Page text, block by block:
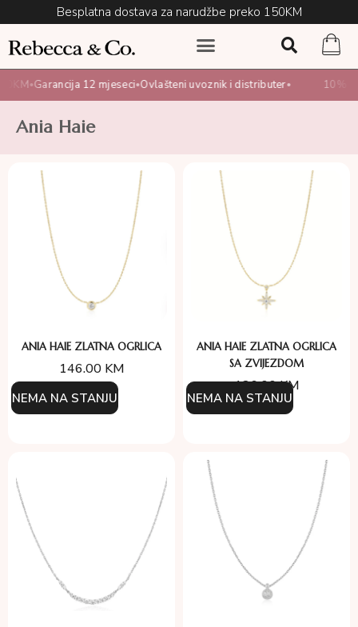
Besplatna dostava za narudžbe preko 150KM
•Garancija 12 mjeseci•Ovlašteni uvoznik i distributer• 10%
Ania Haie
ANIA HAIE ZLATNA OGRLICA
146.00 KM
NEMA NA STANJU
ANIA HAIE ZLATNA OGRLICA
SA ZVIJEZDOM
126.00KM
NEMA NA STANJU